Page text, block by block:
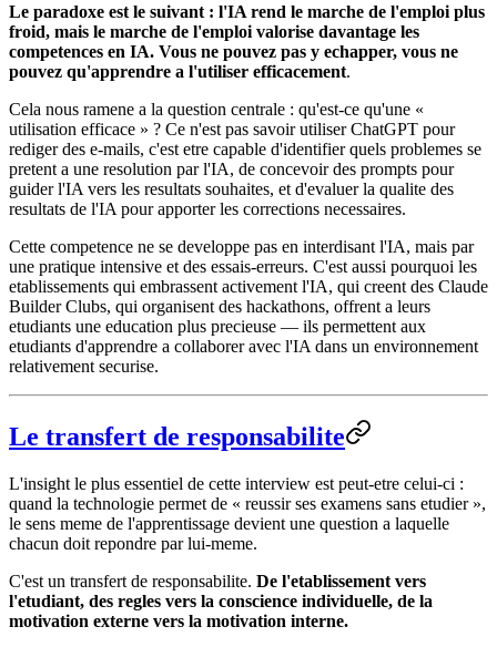
Le paradoxe est le suivant : l'IA rend le marche de l'emploi plus
froid, mais le marche de l'emploi valorise davantage les
competences en IA. Vous ne pouvez pas y echapper, vous ne
pouvez qu'apprendre a l'utiliser efficacement.
Cela nous ramene a la question centrale : qu'est-ce qu'une «
utilisation efficace » ? Ce n'est pas savoir utiliser ChatGPT pour
rediger des e-mails, c'est etre capable d'identifier quels problemes se
pretent a une resolution par l'IA, de concevoir des prompts pour
guider l'IA vers les resultats souhaites, et d'evaluer la qualite des
resultats de l'IA pour apporter les corrections necessaires.
Cette competence ne se developpe pas en interdisant l'IA, mais par
une pratique intensive et des essais-erreurs. C'est aussi pourquoi les
etablissements qui embrassent activement l'IA, qui creent des Claude
Builder Clubs, qui organisent des hackathons, offrent a leurs
etudiants une education plus precieuse — ils permettent aux
etudiants d'apprendre a collaborer avec l'IA dans un environnement
relativement securise.
Le transfert de responsabilite
L'insight le plus essentiel de cette interview est peut-etre celui-ci :
quand la technologie permet de « reussir ses examens sans etudier »,
le sens meme de l'apprentissage devient une question a laquelle
chacun doit repondre par lui-meme.
C'est un transfert de responsabilite. De l'etablissement vers
l'etudiant, des regles vers la conscience individuelle, de la
motivation externe vers la motivation interne.